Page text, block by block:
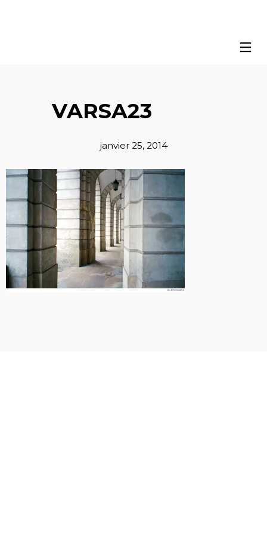
VARSA23
janvier 25, 2014